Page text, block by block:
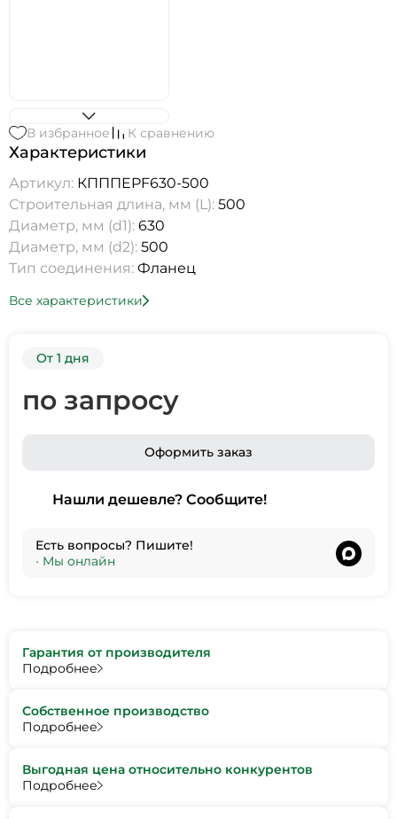
В избранное К сравнению
Характеристики
Артикул: КПППEPF630-500
Строительная длина, мм (L): 500
Диаметр, мм (d1): 630
Диаметр, мм (d2): 500
Тип соединения: Фланец
Все характеристики
От 1 дня
по запросу
Оформить заказ
Нашли дешевле? Сообщите!
Есть вопросы? Пишите!
• Мы онлайн
Гарантия от производителя
Подробнее
Собственное производство
Подробнее
Выгодная цена относительно конкурентов
Подробнее